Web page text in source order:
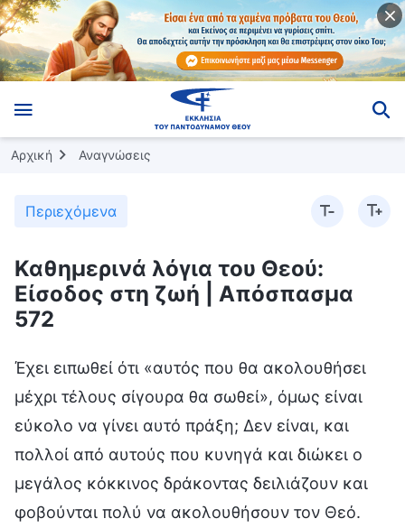
Αρχική Αναγνώσεις
Περιεχόμενα
Καθημερινά λόγια του Θεού:
Είσοδος στη ζωή | Απόσπασμα
572
Έχει ειπωθεί ότι «αυτός που θα ακολουθήσει μέχρι τέλους σίγουρα θα σωθεί», όμως είναι εύκολο να γίνει αυτό πράξη; Δεν είναι, και πολλοί από αυτούς που κυνηγά και διώκει ο μεγάλος κόκκινος δράκοντας δειλιάζουν και φοβούνται πολύ να ακολουθήσουν τον Θεό. Γιατί οδηγήθηκαν σε πτώση; Επειδή δεν έχουν αληθινή πίστη. Μερικοί άνθρωποι μπορούν να αποδεχτούν την αλήθεια, να προσεύχονται στον Θεό, να βασίζονται στον Θεό, και μένουν σταθεροί στις δοκιμασίες και τα βάσανα, ενώ άλλοι δεν μπορούν να ακολουθήσουν μέχρι τέλους. Κάποια στιγμή, εν μέσω των δοκιμασιών και των βασάνων, θα πέσουν, θα χάσουν τη μαρτυρία τους και δεν θα μπορούν να σηκωθούν και να συνεχίσουν. Όλα τα πράγματα που προκύπτουν καθημερινά, είτε είναι μεγάλα είτε μικρά, τα οποία μπορούν να κλονίσουν την αποφασιστικότητά σου, να κυριέψουν την καρδιά σου ή να περιορίσουν την ικανότητά σου να εκτελείς το καθήκον σου και την πρόοδό σου, απαιτούν προσεκτική αντιμετώπιση· θα πρέπει να τα εξετάζεις με προσοχή και να αναζητάς την αλήθεια. Όλα αυτά αποτελούν προβλήματα που πρέπει να επιλυθούν κατά την εμπειρία σου. Ορισμένοι άνθρωποι γίνονται αρνητικοί, παραπονιούνται και παραιτούνται από τα καθήκοντά τους όταν αντιμετωπίζουν δυσκολίες, και είναι ανήμποροι να σταθούν και πάλι στα πόδια τους μετά από κάθε αναποδιά. Όλοι αυτοί είναι ανόητοι άνθρωποι που δεν αγαπούν την αλήθεια, και δεν θα την κέρδιζαν ακόμη κι αν είχαν πίστη καθ’ όλη τη διάρκεια της ζωής τους. Πώς θα μπορούσαν τέτοιοι ανόητοι να ακολουθήσουν ως το τέλος; Αν σου συμβεί το ίδιο πράγμα δέκα φορές, μα δεν αποκομίσεις τίποτα απ’ αυτό, τότε είσαι ένας μέτριος, άχρηστος άνθρωπος. Οι οξυδερκείς άνθρωποι και εκείνοι που διαθέτουν αληθινό επίπεδο και έχουν πνευματική κατανόηση είναι άνθρωποι που αναζητούν την αλήθεια· αν κάτι τους συνέβαινε δέκα φορές, τότε, πιθανώς στις οκτώ από τις περιπτώσεις αυτές, θα ήταν σε θέση να αποκτήσουν κάποια διαφώτιση, να αντλήσουν κάποιο δίδαγμα, να κατανοήσουν κάποια αλήθεια και να σημειώσουν κάποια πρόοδο. Όταν κάτι συμβαίνει σε έναν ανόητο δέκα φορές —σε κάποιον που δεν έχει πνευματική κατανόηση —δεν θα ωφελήσει τη ζωή του ούτε μία φορά, δεν θα τον αλλάξει ούτε μία φορά και δεν θα τον κάνει να γνωρίσει το άσχημο πρόσωπό του ούτε μία φορά, οπότε αυτό θα είναι το τέλος του. Κάθε φορά που του συμβαίνει κάτι, πέφτει κάτω, και κάθε φορά που πέφτει κάτω, χρειάζεται τη στήριξη και το καλόπιασμα κάποιου άλλου· δίχως στήριξη και καλόπιασμα, δεν μπορεί να σηκωθεί και κάθε φορά που συμβαίνει κάτι, κινδυνεύει να πέσει και να εκφυλιστεί. Αυτό δεν είναι το τέλος του; Συντρέχει άλλος λόγος για να σωθούν τέτοιοι άχρηστοι άνθρωποι; Η σωτηρία της ανθρωπότητας από τον Θεό είναι η σωτηρία εκείνων που αγαπούν την αλήθεια, η σωτηρία του μέρους τους που διαθέτει θέληση και αποφασιστικότητα, και του μέρους τους που λαχταρά την αλήθεια και τη δικαιοσύνη μες στην καρδιά τους. Η αποφασιστικότητα ενός ανθρώπου είναι το μέρος του μες στην καρδιά του που λαχταρά τη δικαιοσύνη, την καλοσύνη και την αλήθεια, και το οποίο έχει συνείδηση. Ο Θεός σώζει αυτό το μέρος των ανθρώπων και, μέσα από αυτό, αλλάζει τη διεφθαρμένη διάθεσή τους, έτσι ώστε να μπορέσουν να κατανοήσουν και να κερδίσουν την αλήθεια, έτσι ώστε να μπορέσει να καθαρθεί η διαφθορά τους και να μεταμορφωθεί η ζωή-διάθεσή τους. Αν δεν έχεις τα πράγματα αυτά μέσα σου, δεν μπορείς να σωθείς. Αν, μέσα σου, δεν έχεις αγάπη για την αλήθεια, ούτε προσδοκία για τη δικαιοσύνη και το φως, αν, όποτε αντιμετωπίζεις κακά πράγματα, δεν έχεις ούτε τη θέληση να τα αποβάλεις ούτε την αποφασιστικότητα να υποστείς κακουχίες, αν, επιπλέον, η συνείδησή σου είναι αναίσθητη, αν η ικανότητά σου να λαμβάνεις την αλήθεια έχει επίσης ναρκωθεί κι εσύ δεν αντιλαμβάνεσαι την αλήθεια και τα γεγονότα που προκύπτουν, και αν δεν είσαι οξυδερκής σε όλα τα ζητήματα και, απέναντι σε ό,τι σου συμβαίνει, εάν δεν μπορείς να αναζητήσεις την αλήθεια ώστε να επιλύσεις προβλήματα και είσαι συνεχώς αρνητικός, τότε δεν υπάρχει κανένας τρόπος να σωθείς. Ένας τέτοιος άνθρωπος δεν έχει τίποτα το αξιοσύστατο, τίποτα που να είναι άξιο κατεργασίας από τον Θεό. Η συνείδησή του είναι αναίσθητη, ο νους του θολωμένος, κι εκείνος δεν αγαπά την αλήθεια, ούτε λαχταρά τη δικαιοσύνη βαθιά μες στην καρδιά του· και, όσο ξεκάθαρα κι όσο απερίφραστα κι αν μιλά ο Θεός για την αλήθεια, εκείνος δεν έχει την παραμικρή αντίδραση, θαρρείς και η καρδιά του είναι ήδη νεκρή. Δεν έχει έλθει το τέλος του; Ένας άνθρωπος που έχει μια πνοή μέσα του, μπορεί να σωθεί μέσω τεχνητής αναπνοής, αλλά αν έχει ήδη πεθάνει κι έχει φύγει η ψυχή του, η τεχνητή αναπνοή δεν θα έχει κανένα αποτέλεσμα. Εάν κάποιος, όταν έρχεται αντιμέτωπος με προβλήματα και δυσκολίες, οπισθοχωρεί και τα αποφεύγει, δεν αναζητά καθόλου την αλήθεια και επιλέγει να είναι αρνητικός και να χασομεράει στο έργο του, τότε αποκαλύπτεται τι πραγματικά είναι. Οι άνθρωποι αυτοί δεν έχουν καθόλου βιωματική μαρτυρία. Είναι απλώς παράσιτα, βαρίδια της κοινωνίας, είναι άχρηστοι στον οίκο του Θεού και τελείως καταδικασμένοι. Μόνο αυτοί που μπορούν να αναζητήσουν την αλήθεια για να επιλύσουν προβλήματα είναι άνθρωποι με ανάστημα, και μόνο αυτοί μπορούν να παραμείνουν σταθεροί στη μαρτυρία. Όταν έρχεσαι αντιμέτωπος με προβλήματα και δυσκολίες, πρέπει να τα αντιμετωπίζεις με ψυχραιμία, να αντιδράς σε αυτά με τον σωστό τρόπο και να κάνεις μία επιλογή. Θα πρέπει να μάθεις να χρησιμοποιείς την αλήθεια για να λύνεις προβλήματα. Είτε οι αλήθειες που καταλαβαίνεις συνήθως είναι βαθιές είτε ρηχές, θα πρέπει να τις χρησιμοποιείς. Οι αλήθειες δεν είναι απλώς λόγια που βγαίνουν από το στόμα σου όταν σου συμβαίνει κάτι, ούτε χρησιμοποιούνται ρητά για να επιλύουν τα προβλήματα των άλλων· αντίθετα, πρέπει να χρησιμοποιούνται για την επίλυση των προβλημάτων και των δυσκολιών που έχεις εσύ ο ίδιος. Αυτό είναι το πιο σημαντικό. Και μόνο όταν επιλύσεις τα δικά σου προβλήματα, θα μπορέσεις να λύσεις και τα προβλήματα των άλλων. Γιατί λέγεται ότι ο Πέτρος είναι ένας καρπός; Επειδή υπάρχουν πράγματα που αξίζουν μέσα του, πράγματα που αξίζουν να οδηγηθούν στην τελείωση. Αναζήτησε την αλήθεια σε όλα τα πράγματα, είχε αποφασιστικότητα και σταθερή θέληση. Είχε λογική, ήταν πρόθυμος να υποφέρει κακουχίες και αγαπούσε την αλήθεια μέσα στην καρδιά του. Δεν εγκατέλειπε αυτό που συνέβαινε και μπορούσε να αντλήσει διδάγματα από όλα τα πράγματα. Όλα αυτά είναι προτερήματα. Εάν δεν έχεις κανένα από αυτά τα προτερήματα, αυτό σημαίνει ότι υπάρχει πρόβλημα. Δεν θα είναι εύκολο να κερδίσεις την αλήθεια και να σωθείς. Εάν δεν γνωρίζεις πώς να βιώσεις ή δεν έχεις εμπειρία, δεν θα μπορείς να επιλύεις τις δυσκολίες των άλλων. Επειδή δεν είσαι σε θέση να κάνεις πράξη και να βιώνεις τα λόγια του Θεού, δεν έχεις ιδέα τι να κάνεις όταν σου συμβαίνουν πράγματα, αναστατώνεσαι και ξεσπάς σε κλάματα όταν αντιμετωπίζεις προβλήματα, και γίνεσαι αρνητικός και το βάζεις στα πόδια όταν σου τυχαίνει μια μικρή αναποδιά, και δεν είσαι ικανός να αντιδράσεις με τον σωστό τρόπο. Εξαιτίας όλων αυτών, είναι αδύνατο να κερδίσεις ζωή-είσοδο. Πώς μπορείς να προνοείς για τους άλλους χωρίς να έχεις ζωή-είσοδο; Για να προνοείς για τη ζωή των ανθρώπων, πρέπει να συναναστρέφεσαι την αλήθεια ξεκάθαρα και να είσαι σε θέση να συναναστρέφεσαι σαφώς τις αρχές της άσκησης προκειμένου να επιλύεις προβλήματα. Για κάποιον που έχει καρδιά και πνεύμα, δεν χρειάζεται να πεις παρά λίγα μόνο λόγια και θα το καταλάβει. Όμως το να κατανοεί κανείς μόνο λίγο την αλήθεια δεν αρκεί. Πρέπει να κατέχει και το μονοπάτι και τις αρχές της άσκησης. Μόνο αυτό θα τον βοηθήσει να κάνει πράξη την αλήθεια. Ακόμα κι αν οι άνθρωποι έχουν πνευματική κατανόηση, και αρκούν λίγα μόνο λόγια για να τα κατανοήσουν, εάν δεν κάνουν πράξη την αλήθεια, δεν θα υπάρχει ζωή-είσοδος. Εάν δεν μπορούν να αποδεχτούν την αλήθεια, τότε όλα έχουν τελειώσει για αυτούς και δεν θα μπορέσουν ποτέ να εισέλθουν στις αλήθεια-πραγματικότητες. Μπορεί να κρατάς το χέρι μερικών ανθρώπων καθώς τους διδάσκεις και να φαίνεται ότι καταλαβαίνουν εκείνη τη στιγμή, όμως μόλις το αφήσεις, μπερδεύονται ξανά. Δεν είναι αυτός άνθρωπος που έχει πνευματική κατανόηση. Εάν είσαι αρνητικός και αδύναμος, ανεξάρτητα από τα προβλήματα που αντιμετωπίζεις, εάν δεν έχεις καθόλου μαρτυρία και δεν συνεργάζεσαι σ’ αυτό που θα πρέπει να κάνεις και σ’ αυτό στο οποίο θα πρέπει να συνεργαστείς, αυτό αποδεικνύει ότι δεν έχεις τον Θεό στην καρδιά σου και δεν είσαι άτομο που αγαπά την αλήθεια. Ανεξάρτητα από το πώς συγκινεί τους ανθρώπους το έργο του Αγίου Πνεύματος, οι άνθρωποι απλώς με το να βιώνουν το έργο του Θεού για πολλά χρόνια, να ακούν τόσο πολλές αλήθειες, να έχουν λίγη συνείδηση και να βασίζονται στην αυτοσυγκράτηση, θα πρέπει τουλάχιστον να μπορούν να πληρούν τα ελάχιστα πρότυπα και να μην τους επιπλήττει η συνείδησή τους. Οι άνθρωποι δεν θα πρέπει να είναι τόσο απαθείς και αδύναμοι όπως τώρα, και είναι αδιανόητο να βρίσκονται σε αυτήν την κατάσταση. Ίσως να έχετε περάσει τα τελευταία χρόνια σαστισμένοι, χωρίς να επιδιώκετε καθόλου την αλήθεια και χωρίς να σημειώνετε καμία απολύτως πρόοδο. Εάν δεν ισχύει αυτό, πώς γίνεται να παραμένετε τόσο απαθείς κι ανόρεχτοι; Όταν είστε έτσι, αυτό οφείλεται αποκλειστικά στη δική σας ανοησία και άγνοια, και δεν μπορείτε να κατηγορείτε κανέναν άλλον. Η αλήθεια δεν μεροληπτεί υπέρ ορισμένων ανθρώπων έναντι άλλων. Εάν δεν αποδέχεσαι την αλήθεια και δεν την αναζητάς για να επιλύεις προβλήματα, πώς μπορείς να αλλάξεις; Μερικοί άνθρωποι αισθάνονται ότι το επίπεδό τους είναι πολύ χαμηλό και ότι τους λείπει η ικανότητα κατανόησης, γι’ αυτό και οριοθετούν τον εαυτό τους και πιστεύουν ότι όσο κι αν επιδιώκουν την αλήθεια, δεν θα μπορέσουν να ανταποκριθούν στις απαιτήσεις του Θεού. Νομίζουν ότι όσο σκληρά κι αν προσπαθούν, είναι ανώφελο, ότι αυτό είναι όλο κι όλο, κι έτσι είναι συνεχώς αρνητικοί και, ως αποτέλεσμα αυτού, ακόμη και μετά από χρόνια πίστης στον Θεό, δεν έχουν κερδίσει καμία αλήθεια. Χωρίς να επιτελείς το δύσκολο έργο της επιδίωξης της αλήθειας, λες ότι το επίπεδό σου είναι πολύ χαμηλό, παύεις να πιστεύεις στον εαυτό σου και ζεις διαρκώς σε μια αρνητική κατάσταση. Κατά συνέπεια, δεν κατανοεί